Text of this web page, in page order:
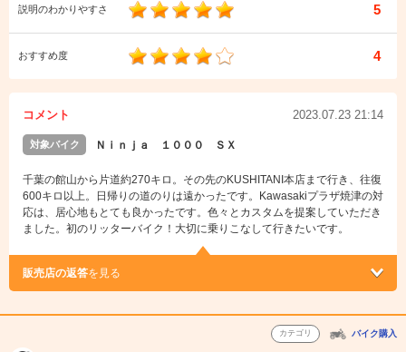
説明のわかりやすさ 5
おすすめ度 4
コメント 2023.07.23 21:14
対象バイク Ｎｉｎｊａ １０００ ＳＸ
千葉の館山から片道約270キロ。その先のKUSHITANI本店まで行き、往復
600キロ以上。日帰りの道のりは遠かったです。Kawasakiプラザ焼津の対
応は、居心地もとても良かったです。色々とカスタムを提案していただき
ました。初のリッターバイク！大切に乗りこなして行きたいです。
販売店の返答を見る
カテゴリ バイク購入